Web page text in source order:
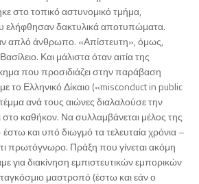
στο τοπικό αστυνομικό τμήμα,
ελήφθησαν δακτυλικά αποτυπώματα.
απλό άνθρωπο. «Απίστευτη», όμως,
Και μάλιστα όταν αιτία της
που προσιδιάζει στην παράβαση
το Ελληνικό Δίκαιο («misconduct in public
ανά τους αιώνες διαλαλούσε την
στο καθήκον. Να συλλαμβάνεται μέλος της
έστω και υπό διωγμό τα τελευταία χρόνια –
πρωτόγνωρο. Πράξη που γίνεται ακόμη
για διακίνηση εμπιστευτικών εμπορικών
μαστροπό (έστω και εάν ο